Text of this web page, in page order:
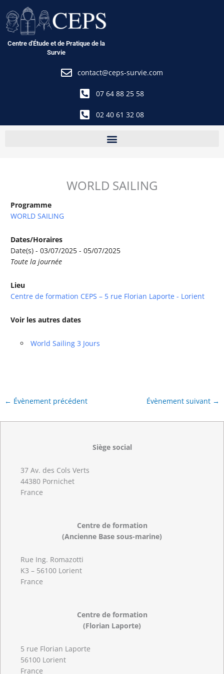
au
contenu
Centre d'Étude et de Pratique de la
Survie
contact@ceps-survie.com
07 64 88 25 58
02 40 61 32 08
WORLD SAILING
Programme
WORLD SAILING
Dates/Horaires
Date(s) - 03/07/2025 - 05/07/2025
Toute la journée
Lieu
Centre de formation CEPS – 5 rue Florian Laporte - Lorient
Voir les autres dates
World Sailing 3 Jours
← Évènement précédent Évènement suivant →
Siège social
37 Av. des Cols Verts
44380 Pornichet
France
Centre de formation
(Ancienne Base sous-marine)
Rue Ing. Romazotti
K3 – 56100 Lorient
France
Centre de formation
(Florian Laporte)
5 rue Florian Laporte
56100 Lorient
France